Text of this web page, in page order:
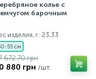
колье с
барочным
изделия, г.: 23,33
55 см
672.70 грн
880 грн /шт.